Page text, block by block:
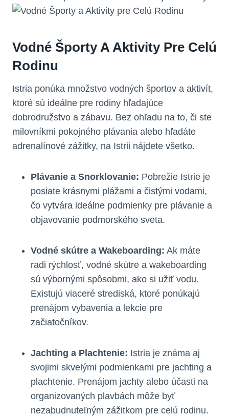
Vodné Športy A Aktivity Pre Celú
Rodinu
Istria ponúka množstvo vodných športov a aktivít,
ktoré sú ideálne pre rodiny hľadajúce
dobrodružstvo a zábavu. Bez ohľadu na to, či ste
milovníkmi pokojného plávania alebo hľadáte
adrenalínové zážitky, na Istrii nájdete všetko.
Plávanie a Snorklovanie: Pobrežie Istrie je
posiate krásnymi plážami a čistými vodami,
čo vytvára ideálne podmienky pre plávanie a
objavovanie podmorského sveta.
Vodné skútre a Wakeboarding: Ak máte
radi rýchlosť, vodné skútre a wakeboarding
sú výbornými spôsobmi, ako si užiť vodu.
Existujú viaceré strediská, ktoré ponúkajú
prenájom vybavenia a lekcie pre
začiatočníkov.
Jachting a Plachtenie: Istria je známa aj
svojimi skvelými podmienkami pre jachting a
plachtenie. Prenájom jachty alebo účasti na
organizovaných plavbách môže byť
nezabudnuteľným zážitkom pre celú rodinu.